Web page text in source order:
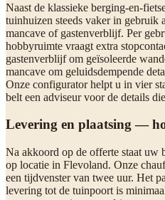
Naast de klassieke berging-en-
tuinhuizen steeds vaker in gebruik
mancave of gastenverblijf. Per
hobbyruimte vraagt extra
gastenverblijf om geïsoleerde
mancave om geluidsdempende
Onze configurator helpt u in vier
belt een adviseur voor de details
Levering en plaatsing —
Na akkoord op de offerte staat uw
op locatie in Flevoland. Onze
een tijdvenster van twee uur. Het
levering tot de tuinpoort is